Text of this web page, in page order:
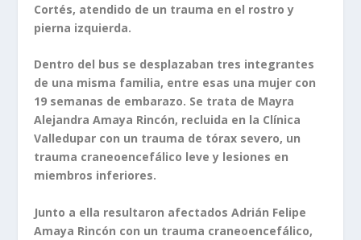
Cortés, atendido de un trauma en el rostro y
pierna izquierda.
Dentro del bus se desplazaban tres integrantes
de una misma familia, entre esas una mujer con
19 semanas de embarazo. Se trata de Mayra
Alejandra Amaya Rincón, recluida en la Clínica
Valledupar con un trauma de tórax severo, un
trauma craneoencefálico leve y lesiones en
miembros inferiores.
Junto a ella resultaron afectados Adrián Felipe
Amaya Rincón con un trauma craneoencefálico,